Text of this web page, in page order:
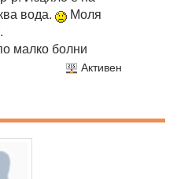
вода.
Моля
малко болни
Активен